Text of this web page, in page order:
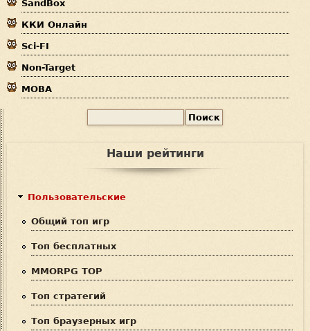
с
ь
SandBox
ККИ Онлайн
Sci-FI
Non-Target
MOBA
Наши рейтинги
Пользовательские
Общий топ игр
Топ бесплатных
MMORPG TOP
Топ стратегий
Топ браузерных игр